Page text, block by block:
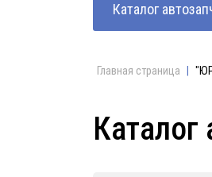
Каталог
Главная страница
Каталог